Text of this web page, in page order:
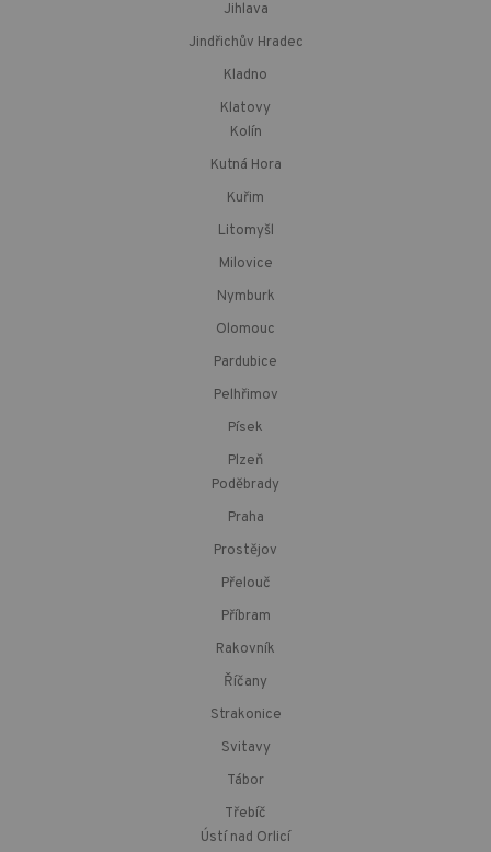
Jihlava
Jindřichův Hradec
Kladno
Klatovy
Kolín
Kutná Hora
Kuřim
Litomyšl
Milovice
Nymburk
Olomouc
Pardubice
Pelhřimov
Písek
Plzeň
Poděbrady
Praha
Prostějov
Přelouč
Příbram
Rakovník
Říčany
Strakonice
Svitavy
Tábor
Třebíč
Ústí nad Orlicí